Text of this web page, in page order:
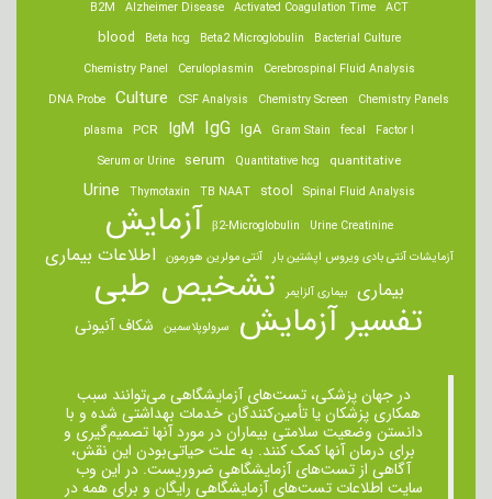
ACT
Activated Coagulation Time
Alzheimer Disease
B2M
Bacterial Culture
Beta2 Microglobulin
Beta hcg
blood
Cerebrospinal Fluid Analysis
Ceruloplasmin
Chemistry Panel
Chemistry Panels
Chemistry Screen
CSF Analysis
Culture
DNA Probe
Factor I
fecal
Gram Stain
IgA
IgG
IgM
PCR
plasma
quantitative
Quantitative hcg
serum
Serum or Urine
Spinal Fluid Analysis
stool
TB NAAT
Thymotaxin
Urine
Urine Creatinine
β2-Microglobulin آزمایش
آزمایشات آنتی بادی ویروس اپشتین بار آنتی مولرین هورمون اطلاعات بیماری
بیماری بیماری آلزایمر تشخیص طبی
تفسیر آزمایش سرولوپلاسمین شکاف آنیونی
در جهان پزشکی، تست‌های آزمایشگاهی می‌توانند سبب
همکاری پزشکان یا تأمین‌کنندگان خدمات بهداشتی شده و با
دانستن وضعیت سلامتی بیماران در مورد آنها تصمیم‌گیری و
برای درمان ‌آنها کمک کنند. به علت حیاتی‌بودن این نقش،
آگاهی از تست‌های آزمایشگاهی ضروریست. در این وب
سایت اطلاعات تست‌های آزمایشگاهی رایگان و برای همه در